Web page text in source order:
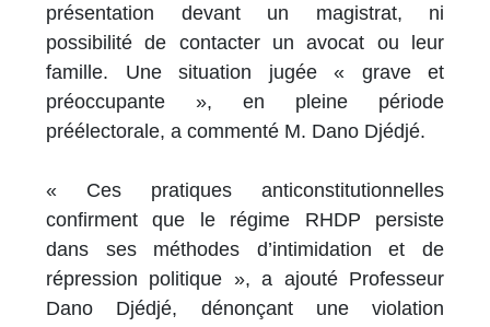
présentation devant un magistrat, ni
possibilité de contacter un avocat ou leur
famille. Une situation jugée « grave et
préoccupante », en pleine période
préélectorale, a commenté M. Dano Djédjé.
« Ces pratiques anticonstitutionnelles
confirment que le régime RHDP persiste
dans ses méthodes d’intimidation et de
répression politique », a ajouté Professeur
Dano Djédjé, dénonçant une violation